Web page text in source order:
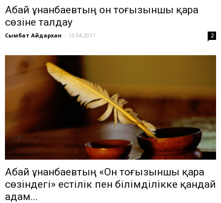
Абай Құнанбаевтың он тоғызыншы қара
сөзіне талдау
Сымбат Айдархан - 13.04.2017 2
Абай Құнанбаевтың «Он тоғызыншы қара
сөзіндегі» естілік пен білімділікке қандай
адам...